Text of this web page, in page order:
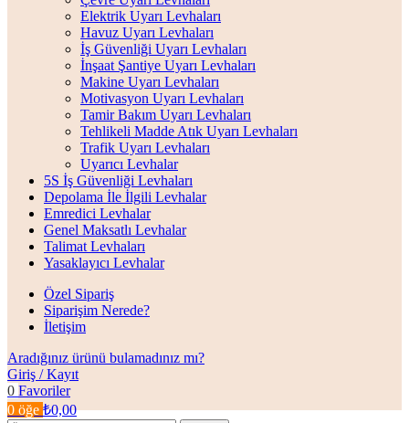
Elektrik Uyarı Levhaları
Havuz Uyarı Levhaları
İş Güvenliği Uyarı Levhaları
İnşaat Şantiye Uyarı Levhaları
Makine Uyarı Levhaları
Motivasyon Uyarı Levhaları
Tamir Bakım Uyarı Levhaları
Tehlikeli Madde Atık Uyarı Levhaları
Trafik Uyarı Levhaları
Uyarıcı Levhalar
5S İş Güvenliği Levhaları
Depolama İle İlgili Levhalar
Emredici Levhalar
Genel Maksatlı Levhalar
Talimat Levhaları
Yasaklayıcı Levhalar
Özel Sipariş
Siparişim Nerede?
İletişim
Aradığınız ürünü bulamadınız mı?
Giriş / Kayıt
0 Favoriler
0 öğe ₺0,00